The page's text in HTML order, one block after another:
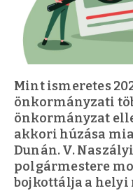
Mint ismeretes
önkormányzati
önkormányzat
akkori húzása
Dunán. V.
polgármestere
bojkottálja a helyi